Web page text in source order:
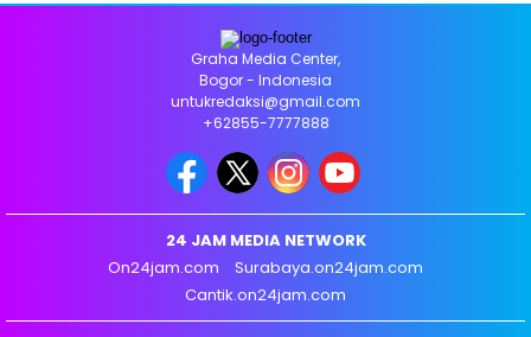
Graha Media Center,
Bogor - Indonesia
untukredaksi@gmail.com
+62855-7777888
24 JAM MEDIA NETWORK
On24jam.com
Surabaya.on24jam.com
Cantik.on24jam.com